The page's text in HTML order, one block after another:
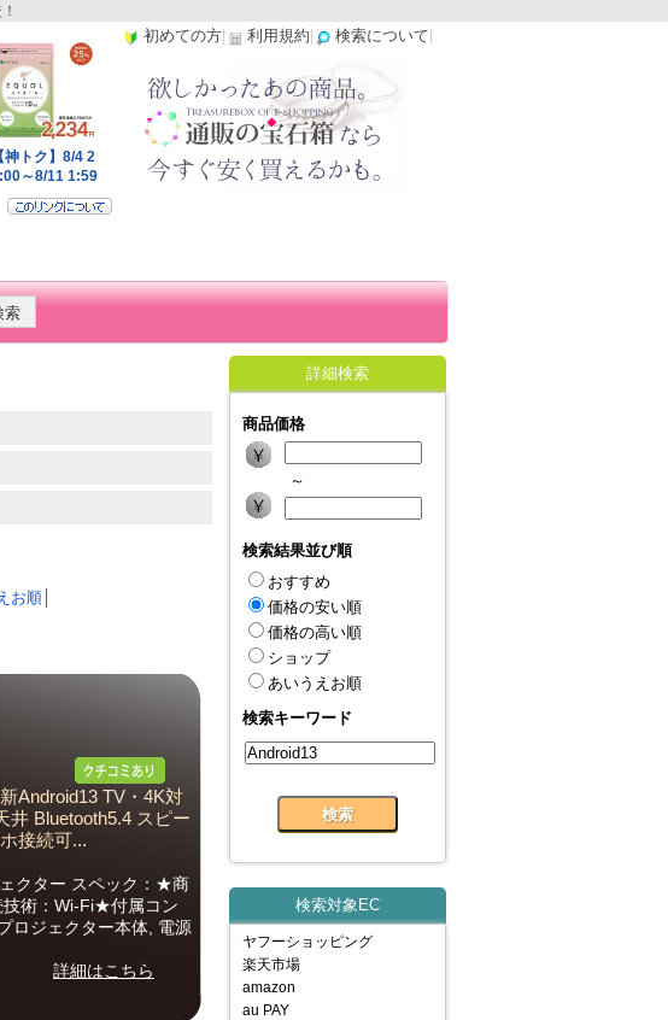
初めての方 利用規約 検索について
お順
Android13 TV・4K対
井 Bluetooth5.4 スピー
接続可...
クター スペック：★商
術：Wi-Fi★付属コン
ロジェクター本体, 電源
詳細はこちら
詳細検索
商品価格
～
検索結果並び順
おすすめ
価格の安い順
価格の高い順
ショップ
あいうえお順
検索キーワード
検索対象EC
ヤフーショッピング
楽天市場
amazon
au PAY